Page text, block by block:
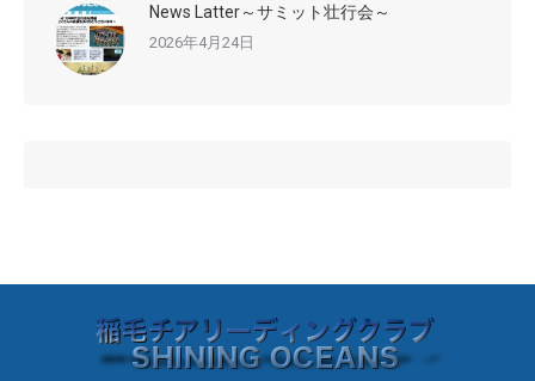
News Latter～サミット壮行会～
2026年4月24日